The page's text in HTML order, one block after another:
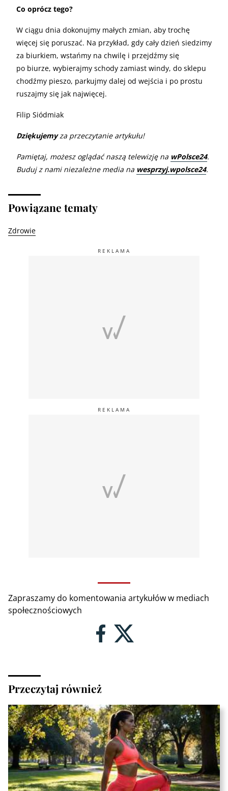
Co oprócz tego?
W ciągu dnia dokonujmy małych zmian, aby trochę
więcej się poruszać. Na przykład, gdy cały dzień siedzimy
za biurkiem, wstańmy na chwilę i przejdźmy się
po biurze, wybierajmy schody zamiast windy, do sklepu
chodźmy pieszo, parkujmy dalej od wejścia i po prostu
ruszajmy się jak najwięcej.
Filip Siódmiak
Dziękujemyza przeczytanie artykułu!
Pamiętaj, możesz oglądać naszą telewizję na wPolsce24.
Buduj z nami niezależne media na wesprzyj.wpolsce24.
Powiązane tematy
Zdrowie
Zapraszamy do komentowania artykułów w mediach
społecznościowych
Przeczytaj również